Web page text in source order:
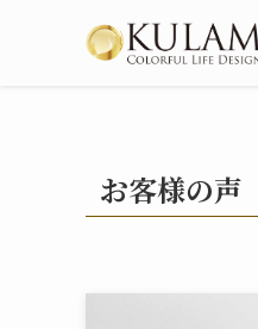
お客様の声